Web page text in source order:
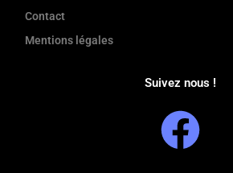
Contact
Mentions légales
Suivez nous !
F
a